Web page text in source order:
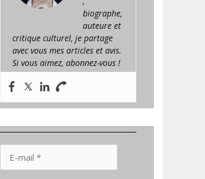
biographe,
auteure et
critique culturel, je partage
avec vous mes articles et avis.
Si vous aimez, abonnez-vous !
mail
*